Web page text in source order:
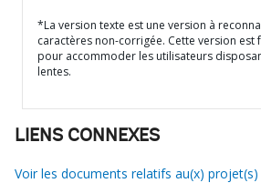
*La version texte est une version à
caractères non-corrigée. Cette version est
pour accommoder les utilisateurs
lentes.
LIENS CONNEXES
Voir les documents relatifs au(x) projet(s)